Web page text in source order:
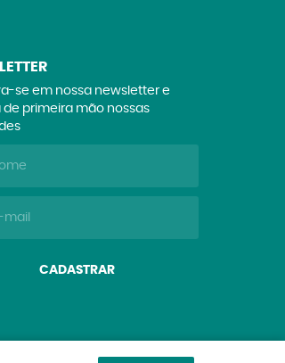
se em nossa newsletter e
de primeira mão nossas
CADASTRAR